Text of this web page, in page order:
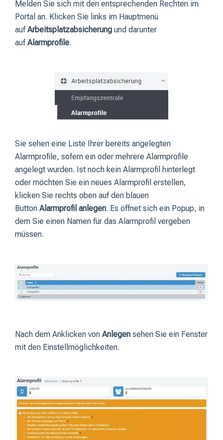
Melden Sie sich mit den entsprechenden Rechten im
Portal an. Klicken Sie links im Hauptmenü
auf Arbeitsplatzabsicherung und darunter
auf Alarmprofile.
Sie sehen eine Liste Ihrer bereits angelegten
Alarmprofile, sofern ein oder mehrere Alarmprofile
angelegt wurden. Ist noch kein Alarmprofil hinterlegt
oder möchten Sie ein neues Alarmprofil erstellen,
klicken Sie rechts oben auf den blauen
Button Alarmprofil anlegen. Es öffnet sich ein Popup, in
dem Sie einen Namen für das Alarmprofil vergeben
müssen.
Nach dem Anklicken von Anlegen sehen Sie ein Fenster
mit den Einstellmöglichkeiten.